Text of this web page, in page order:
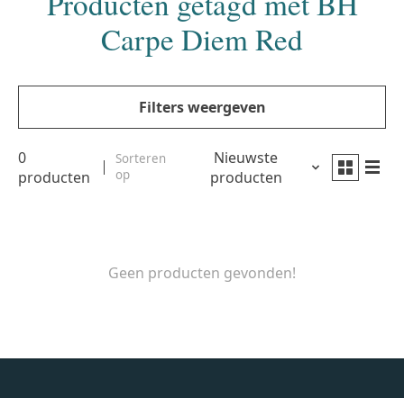
Carpe Diem Red
Filters weergeven
0
producten
Sorteren
op
Nieuwste
producten
Geen producten gevonden!